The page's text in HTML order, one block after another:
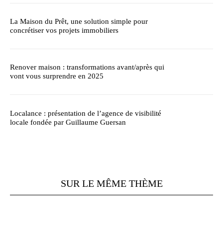
La Maison du Prêt, une solution simple pour
concrétiser vos projets immobiliers
Renover maison : transformations avant/après qui
vont vous surprendre en 2025
Localance : présentation de l’agence de visibilité
locale fondée par Guillaume Guersan
SUR LE MÊME THÈME